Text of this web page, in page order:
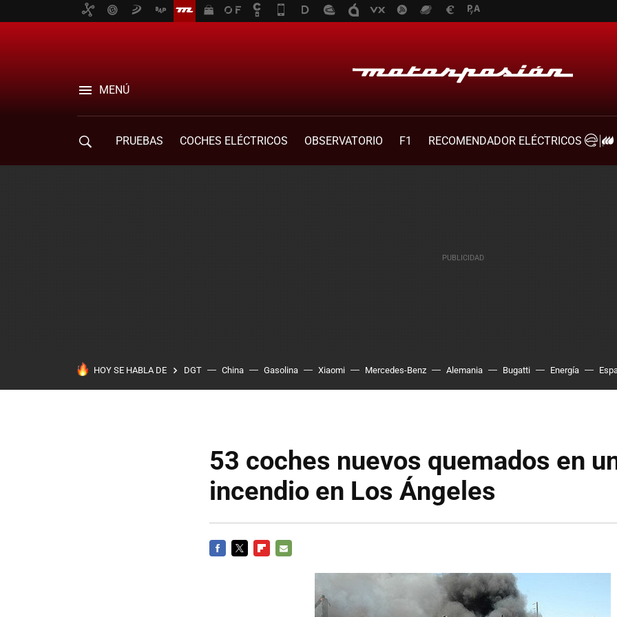
MENÚ
PRUEBAS COCHES ELÉCTRICOS OBSERVATORIO F1
RECOMENDADOR ELÉCTRICOS
HOY SE HABLA DE DGT China Gasolina Xiaomi Mercedes-Benz Alemania Bugatti Energía
53 coches nuevos quemados en
incendio en Los Ángeles